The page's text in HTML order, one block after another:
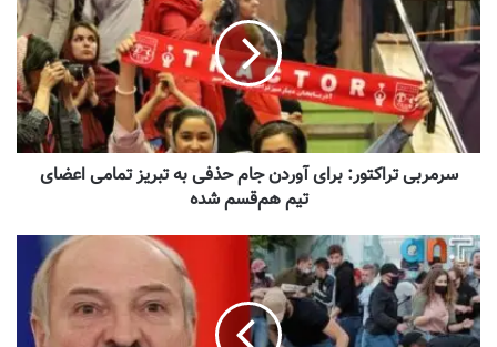
سرمربی تراکتور: برای آوردن جام حذفی به تبریز تمامی اعضای
تیم هم‌قسم شده